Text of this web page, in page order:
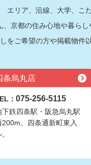
エリア、沿線、大学、こ
、京都の住み心地や暮ら
をご希望の方や掲載物件
条烏丸店
： 075-256-5115
下鉄四条駅・阪急烏丸駅
200m。四条通新町東入